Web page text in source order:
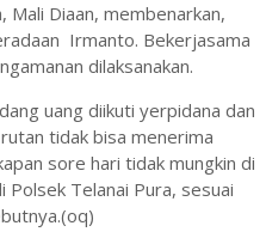
Mali Diaan, membenarkan,
Irmanto. Bekerjasama
dilaksanakan.
uang diikuti yerpidana dan
tidak bisa menerima
sore hari tidak mungkin di
Telanai Pura, sesuai